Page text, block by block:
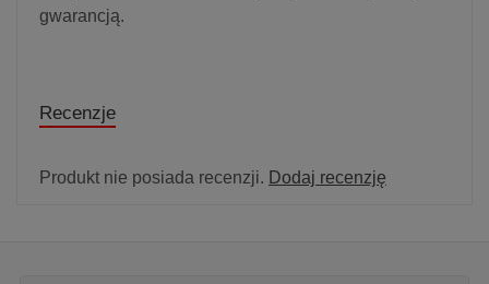
gwarancją.
Recenzje
Produkt nie posiada recenzji. Dodaj recenzję